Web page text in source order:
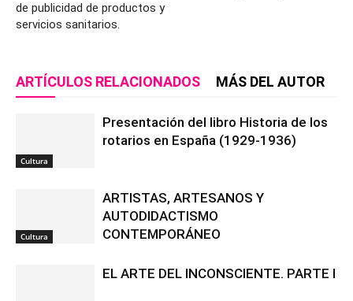
de publicidad de productos y
servicios sanitarios.
ARTÍCULOS RELACIONADOS MÁS DEL AUTOR
Cultura
Presentación del libro Historia de los
rotarios en España (1929-1936)
Cultura
ARTISTAS, ARTESANOS Y
AUTODIDACTISMO
CONTEMPORÁNEO
EL ARTE DEL INCONSCIENTE. PARTE I